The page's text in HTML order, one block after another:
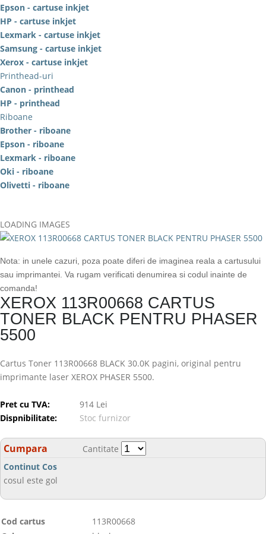
Epson - cartuse inkjet
HP - cartuse inkjet
Lexmark - cartuse inkjet
Samsung - cartuse inkjet
Xerox - cartuse inkjet
Printhead-uri
Canon - printhead
HP - printhead
Riboane
Brother - riboane
Epson - riboane
Lexmark - riboane
Oki - riboane
Olivetti - riboane
LOADING IMAGES
Nota: in unele cazuri, poza poate diferi de imaginea reala a cartusului
sau imprimantei. Va rugam verificati denumirea si codul inainte de
comanda!
XEROX 113R00668 CARTUS
TONER BLACK PENTRU PHASER
5500
Cartus Toner 113R00668 BLACK 30.0K pagini, original pentru
imprimante laser XEROX PHASER 5500.
Pret cu TVA:
914 Lei
Dispnibilitate:
Stoc furnizor
Cumpara
Cantitate
Continut Cos
cosul este gol
Cod cartus
113R00668